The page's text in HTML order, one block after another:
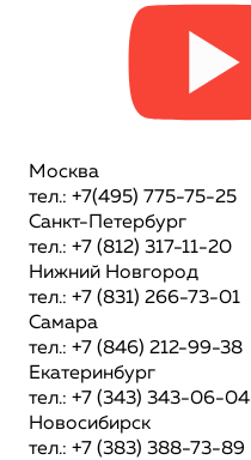
Москва
тел.: +7(495) 775-75-25
Санкт-Петербург
тел.: +7 (812) 317-11-20
Нижний Новгород
тел.: +7 (831) 266-73-01
Самара
тел.: +7 (846) 212-99-38
Екатеринбург
тел.: +7 (343) 343-06-04
Новосибирск
тел.: +7 (383) 388-73-89